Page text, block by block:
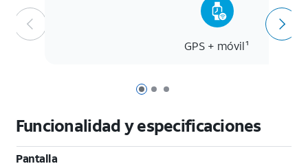
Página 1 de 3
Página 2 de 3
Página 3 de 3
GPS + móvil¹
Funcionalidad y especificaciones
Pantalla